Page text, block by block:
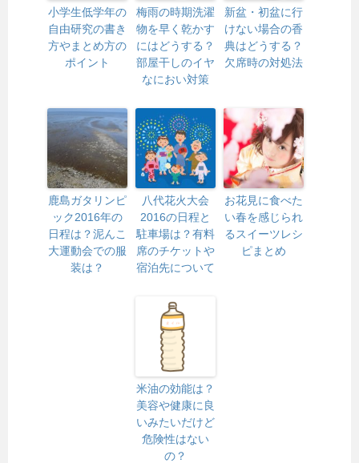
小学生低学年の
自由研究の書き
方やまとめ方の
ポイント
梅雨の時期洗濯
物を早く乾かす
にはどうする？
部屋干しのイヤ
なにおい対策
新盆・初盆に行
けない場合の香
典はどうする？
欠席時の対処法
鹿島ガタリンピ
ック2016年の
日程は？泥んこ
大運動会での服
装は？
八代花火大会
2016の日程と
駐車場は？有料
席のチケットや
宿泊先について
お花見に食べた
い春を感じられ
るスイーツレシ
ピまとめ
米油の効能は？
美容や健康に良
いみたいだけど
危険性はない
の？